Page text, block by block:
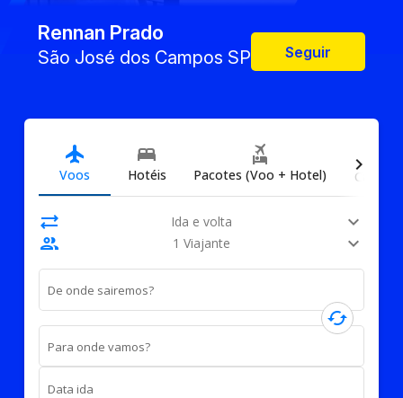
Rennan Prado
São José dos Campos SP Seguir
flight
Voos
bed
Hotéis
flights_and_hotels
Pacotes (Voo + Hotel) Carros
sync_alt Ida e volta
expand_more
people
1 Viajante expand_more
De onde sairemos?
cached
Para onde vamos?
Data ida
chevron_right